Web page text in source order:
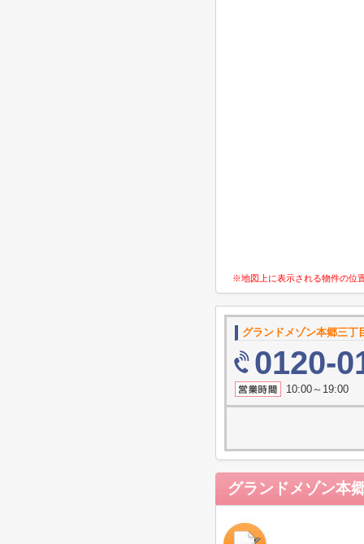
※地図上に表示される物件の位
グランドメゾン本郷三丁
0120-
10:00～19:00
グランドメゾン本